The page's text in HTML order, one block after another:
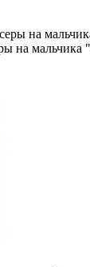
на мальчика